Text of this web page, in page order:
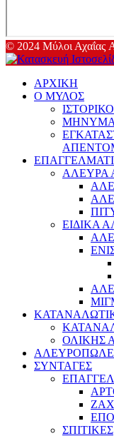
© 2024 Μύλοι Αχαΐας
ΑΡΧΙΚΗ
Ο ΜΥΛΟΣ
ΙΣΤΟΡΙΚΟ
ΜΗΝΥΜΑ
ΑΛΕΥΡΑ
ΕΙΔΙΚΑ
ΟΛΙΚΗΣ
ΣΥΝΤΑΓΕΣ
ΣΠΙΤΙΚΕΣ